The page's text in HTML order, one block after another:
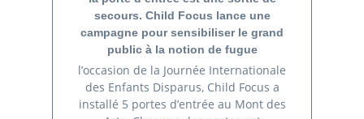
secours. Child Focus lance une
campagne pour sensibiliser le grand
public à la notion de fugue
l’occasion de la Journée Internationale
des Enfants Disparus, Child Focus a
installé 5 portes d’entrée au Mont des